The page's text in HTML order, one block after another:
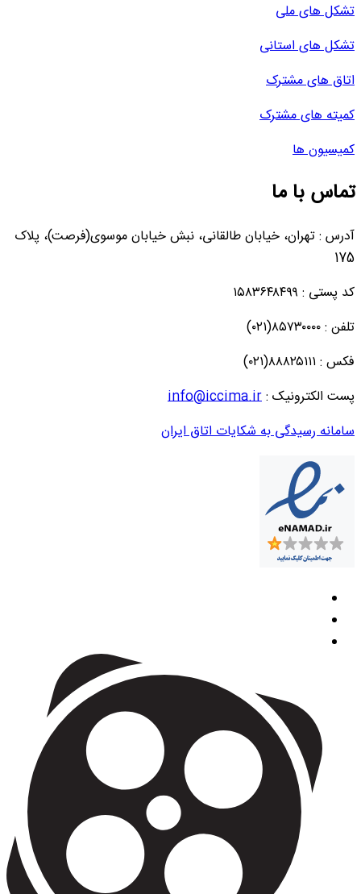
تشکل های ملی
تشکل های استانی
اتاق های مشترک
کمیته های مشترک
کمیسیون ها
تماس با ما
آدرس : تهران، خیابان طالقانی، نبش خیابان موسوی(فرصت)، پلاک
175
کد پستی : ۱۵۸۳۶۴۸۴۹۹
تلفن : ۸۵۷۳۰۰۰۰(۰۲۱)
فکس : ۸۸۸۲۵۱۱۱(۰۲۱)
پست الکترونیک :info@iccima.ir
سامانه رسیدگی به شکایات اتاق ایران